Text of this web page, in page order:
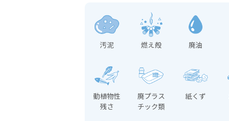
汚泥 燃え殻 廃油
動植物性
残さ
廃プラス
チック類
紙くず